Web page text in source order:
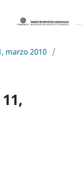
marzo 2010 /